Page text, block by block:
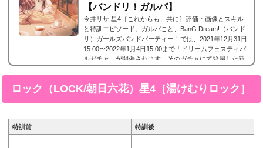
【バンドリ！ガルパ】
今井リサ 星4［これからも、共に］評価・画像とスキル
と特訓エピソード。ガルパこと、BanG Dream!（バンド
リ）ガールズバンドパーティー！では、2021年12月31日
15:00〜2022年1月4日15:00まで「ドリームフェスティバ
ルガチャ」が開催されます。そのガチャにて登場した新
［これからも、共に］の画像と特技と評価のまとめで
名前...
ロック（LOCK/朝日六花）星4［湯けむりロック］
特訓前 特訓後